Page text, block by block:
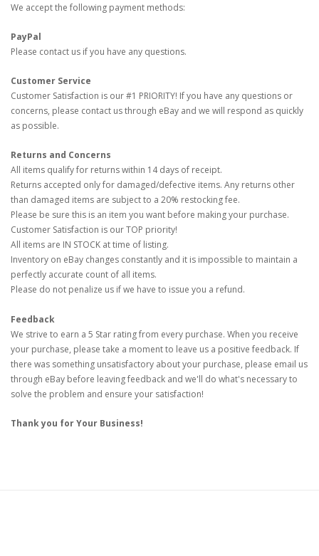
We accept the following payment methods:
PayPal
Please contact us if you have any questions.
Customer Service
Customer Satisfaction is our #1 PRIORITY! If you have any questions or
concerns, please contact us through eBay and we will respond as quickly
as possible.
Returns and Concerns
All items qualify for returns within 14 days of receipt.
Returns accepted only for damaged/defective items. Any returns other
than damaged items are subject to a 20% restocking fee.
Please be sure this is an item you want before making your purchase.
Customer Satisfaction is our TOP priority!
All items are IN STOCK at time of listing.
Inventory on eBay changes constantly and it is impossible to maintain a
perfectly accurate count of all items.
Please do not penalize us if we have to issue you a refund.
Feedback
We strive to earn a 5 Star rating from every purchase. When you receive
your purchase, please take a moment to leave us a positive feedback. If
there was something unsatisfactory about your purchase, please email us
through eBay before leaving feedback and we'll do what's necessary to
solve the problem and ensure your satisfaction!
Thank you for Your Business!